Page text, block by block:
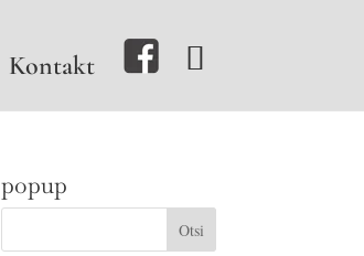
Kontakt
popup